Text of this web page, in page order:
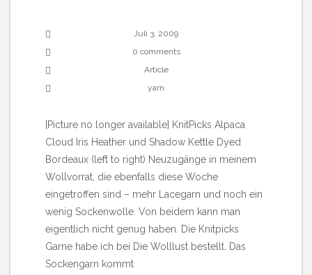
Juli 3, 2009
0 comments
Article
yarn
[Picture no longer available] KnitPicks Alpaca
Cloud Iris Heather und Shadow Kettle Dyed
Bordeaux (left to right) Neuzugänge in meinem
Wollvorrat, die ebenfalls diese Woche
eingetroffen sind – mehr Lacegarn und noch ein
wenig Sockenwolle. Von beidem kann man
eigentlich nicht genug haben. Die Knitpicks
Garne habe ich bei Die Wolllust bestellt. Das
Sockengarn kommt